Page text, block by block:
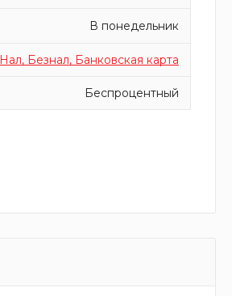
В понедельник
Нал, Безнал, Банковская карта
Беспроцентный